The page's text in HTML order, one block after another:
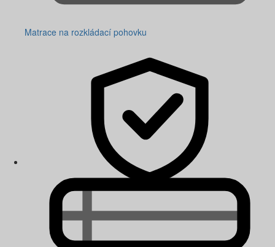
Matrace na rozkládací pohovku